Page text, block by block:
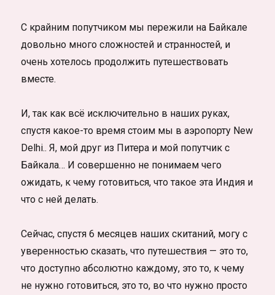
С крайним попутчиком мы пережили на Байкале
довольно много сложностей и странностей, и
очень хотелось продолжить путешествовать
вместе.
И, так как всё исключительно в наших руках,
спустя какое-то время стоим мы в аэропорту New
Delhi.. Я, мой друг из Питера и мой попутчик с
Байкала… И совершенно не понимаем чего
ожидать, к чему готовиться, что такое эта Индия и
что с ней делать.
Сейчас, спустя 6 месяцев наших скитаний, могу с
уверенностью сказать, что путешествия — это то,
что доступно абсолютно каждому, это то, к чему
не нужно готовиться, это то, во что нужно просто